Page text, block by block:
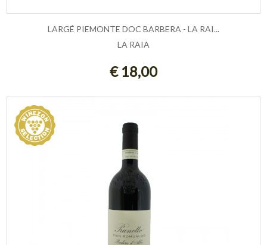
ESAURITO
LARGÉ PIEMONTE DOC BARBERA - LA RAI...
LA RAIA
€ 18,00